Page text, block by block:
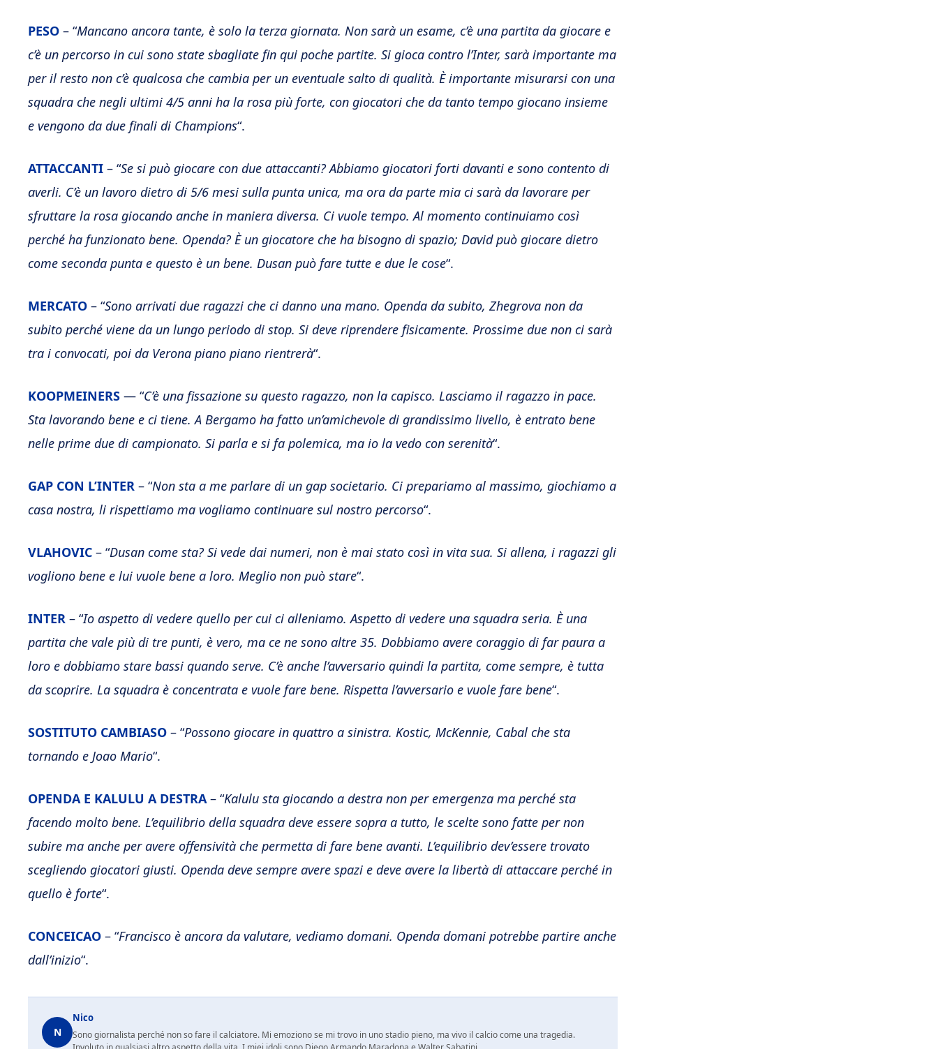
PESO – “Mancano ancora tante, è solo la terza giornata. Non sarà un esame, c’è una partita da giocare e
c’è un percorso in cui sono state sbagliate fin qui poche partite. Si gioca contro l’Inter, sarà importante ma
per il resto non c’è qualcosa che cambia per un eventuale salto di qualità. È importante misurarsi con una
squadra che negli ultimi 4/5 anni ha la rosa più forte, con giocatori che da tanto tempo giocano insieme
e vengono da due finali di Champions“.
ATTACCANTI – “Se si può giocare con due attaccanti? Abbiamo giocatori forti davanti e sono contento di
averli. C’è un lavoro dietro di 5/6 mesi sulla punta unica, ma ora da parte mia ci sarà da lavorare per
sfruttare la rosa giocando anche in maniera diversa. Ci vuole tempo. Al momento continuiamo così
perché ha funzionato bene. Openda? È un giocatore che ha bisogno di spazio; David può giocare dietro
come seconda punta e questo è un bene. Dusan può fare tutte e due le cose“.
MERCATO – “Sono arrivati due ragazzi che ci danno una mano. Openda da subito, Zhegrova non da
subito perché viene da un lungo periodo di stop. Si deve riprendere fisicamente. Prossime due non ci sarà
tra i convocati, poi da Verona piano piano rientrerà“.
KOOPMEINERS — “C’è una fissazione su questo ragazzo, non la capisco. Lasciamo il ragazzo in pace.
Sta lavorando bene e ci tiene. A Bergamo ha fatto un’amichevole di grandissimo livello, è entrato bene
nelle prime due di campionato. Si parla e si fa polemica, ma io la vedo con serenità“.
GAP CON L’INTER – “Non sta a me parlare di un gap societario. Ci prepariamo al massimo, giochiamo a
casa nostra, li rispettiamo ma vogliamo continuare sul nostro percorso“.
VLAHOVIC – “Dusan come sta? Si vede dai numeri, non è mai stato così in vita sua. Si allena, i ragazzi gli
vogliono bene e lui vuole bene a loro. Meglio non può stare“.
INTER – “Io aspetto di vedere quello per cui ci alleniamo. Aspetto di vedere una squadra seria. È una
partita che vale più di tre punti, è vero, ma ce ne sono altre 35. Dobbiamo avere coraggio di far paura a
loro e dobbiamo stare bassi quando serve. C’è anche l’avversario quindi la partita, come sempre, è tutta
da scoprire. La squadra è concentrata e vuole fare bene. Rispetta l’avversario e vuole fare bene“.
SOSTITUTO CAMBIASO – “Possono giocare in quattro a sinistra. Kostic, McKennie, Cabal che sta
tornando e Joao Mario“.
OPENDA E KALULU A DESTRA– “Kalulu sta giocando a destra non per emergenza ma perché sta
facendo molto bene. L’equilibrio della squadra deve essere sopra a tutto, le scelte sono fatte per non
subire ma anche per avere offensività che permetta di fare bene avanti. L’equilibrio dev’essere trovato
scegliendo giocatori giusti. Openda deve sempre avere spazi e deve avere la libertà di attaccare perché in
quello è forte“.
CONCEICAO – “Francisco è ancora da valutare, vediamo domani. Openda domani potrebbe partire anche
dall’inizio“.
N
Nico
Sono giornalista perché non so fare il calciatore. Mi emoziono se mi trovo in uno stadio pieno, ma vivo il calcio come una tragedia.